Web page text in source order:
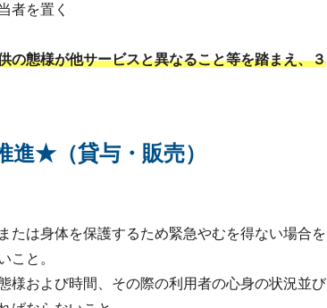
者を置く
の態様が他サービスと異なること等を踏まえ、３
進★（貸与・販売）
たは身体を保護するため緊急やむを得ない場合を
こと。
様および時間、その際の利用者の心身の状況並び